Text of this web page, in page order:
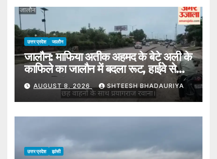
उत्तर प्रदेश जालौन
जालौन: माफिया अतीक अहमद के बेटे अली के
काफिले का जालौन में बदला रूट, हाईवे से
प्रयागराज रवाना
AUGUST 8, 2026 SHTEESH BHADAURIYA
उत्तर प्रदेश झांसी